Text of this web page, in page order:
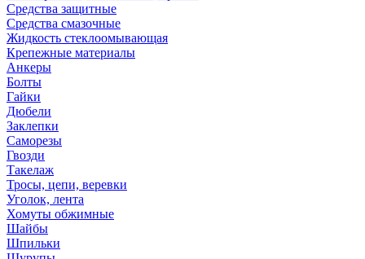
Средства защитные
Средства смазочные
Жидкость стеклоомывающая
Крепежные материалы
Анкеры
Болты
Гайки
Дюбели
Заклепки
Саморезы
Гвозди
Такелаж
Тросы, цепи, веревки
Уголок, лента
Хомуты обжимные
Шайбы
Шпильки